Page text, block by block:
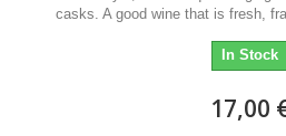
casks. A good wine that is fresh,
In Stock
17,00